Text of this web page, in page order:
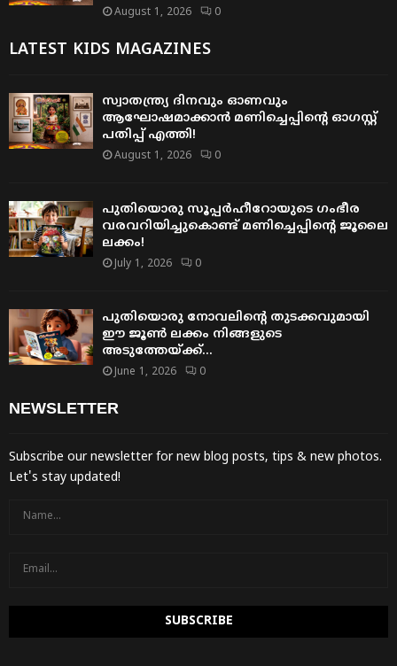
August 1, 2026 0
LATEST KIDS MAGAZINES
സ്വാതന്ത്ര്യ ദിനവും ഓണവും
ആഘോഷമാക്കാൻ മണിച്ചെപ്പിന്റെ ഓഗസ്റ്റ്
പതിപ്പ് എത്തി!
August 1, 2026 0
പുതിയൊരു സൂപ്പർഹീറോയുടെ ഗംഭീര
വരവറിയിച്ചുകൊണ്ട് മണിച്ചെപ്പിന്റെ ജൂലൈ
ലക്കം!
July 1, 2026 0
പുതിയൊരു നോവലിന്റെ തുടക്കവുമായി
ഈ ജൂൺ ലക്കം നിങ്ങളുടെ
അടുത്തേയ്ക്ക്…
June 1, 2026 0
NEWSLETTER
Subscribe our newsletter for new blog posts, tips & new photos.
Let's stay updated!